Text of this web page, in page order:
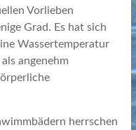
Vorlieben
Grad. Es hat sich
Wassertemperatur
angenehm
herrschen